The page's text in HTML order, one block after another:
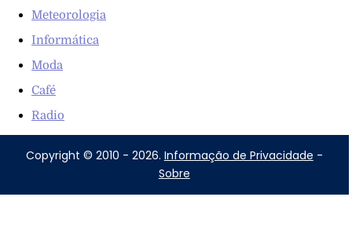
Meteorologia
Informática
Moda
Café
Radio
Copyright © 2010 - 2026. Informação de Privacidade -
Sobre